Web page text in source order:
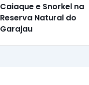
Caiaque e Snorkel na
Reserva Natural do
Garajau